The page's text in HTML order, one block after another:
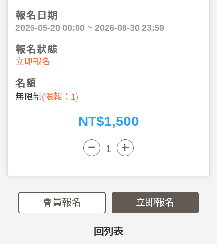
報名日期
2026-05-20 00:00 ~ 2026-08-30 23:59
報名狀態
立即報名
名額
無限制 (限報：1)
NT$1,500
會員報名 立即報名
回列表